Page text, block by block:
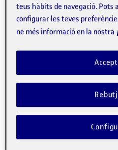
Informa't i inscriu-t'hi
Per què estudiar
d'Enginyeria
La UOC t'ofereix una formació
biomèdica, amb un model
teus hàbits de navegació. Pots
configurar les teves
ne més informació en la nostra